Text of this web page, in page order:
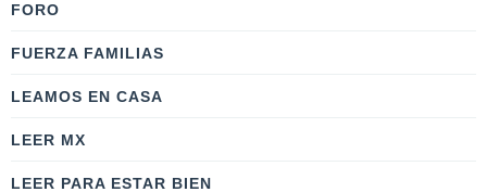
FORO
FUERZA FAMILIAS
LEAMOS EN CASA
LEER MX
LEER PARA ESTAR BIEN